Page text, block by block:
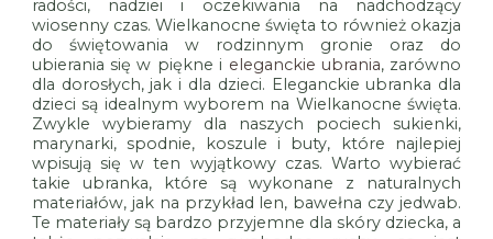
radości, nadziei i oczekiwania na nadchodzący
wiosenny czas. Wielkanocne święta to również okazja
do świętowania w rodzinnym gronie oraz do
ubierania się w piękne i eleganckie ubrania, zarówno
dla dorosłych, jak i dla dzieci. Eleganckie ubranka dla
dzieci są idealnym wyborem na Wielkanocne święta.
Zwykle wybieramy dla naszych pociech sukienki,
marynarki, spodnie, koszule i buty, które najlepiej
wpisują się w ten wyjątkowy czas. Warto wybierać
takie ubranka, które są wykonane z naturalnych
materiałów, jak na przykład len, bawełna czy jedwab.
Te materiały są bardzo przyjemne dla skóry dziecka, a